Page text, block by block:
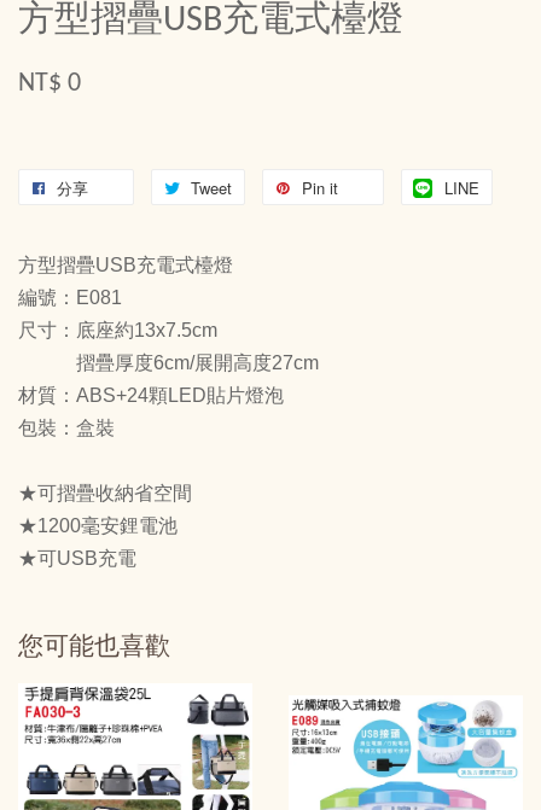
方型摺疊USB充電式檯燈
NT$ 0
分享 Tweet Pin it LINE
方型摺疊USB充電式檯燈
編號：E081
尺寸：底座約13x7.5cm
摺疊厚度6cm/展開高度27cm
材質：ABS+24顆LED貼片燈泡
包裝：盒裝
★可摺疊收納省空間
★1200毫安鋰電池
★可USB充電
您可能也喜歡